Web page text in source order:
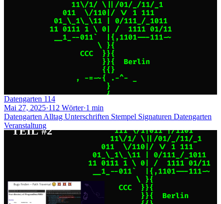
Datengarten 114
Mai 27, 2025·112 Wörter·1 min
Datengarten Alltag Unterschriften Stempel Signaturen Datengarten
Veranstaltung